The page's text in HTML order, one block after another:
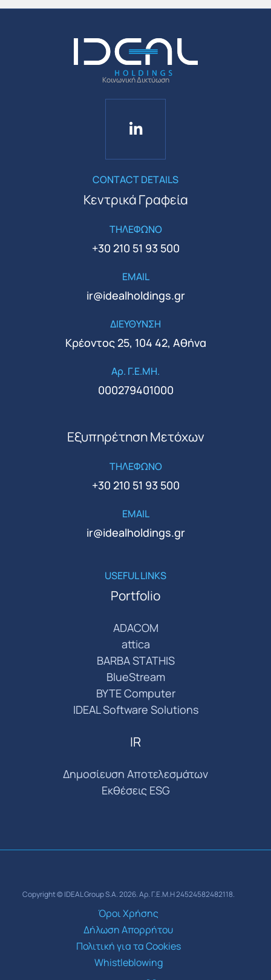
Κοινωνική Δικτύωση
CONTACT DETAILS
Κεντρικά Γραφεία
ΤΗΛΕΦΩΝΟ
+30 210 51 93 500
EMAIL
ir@idealholdings.gr
ΔΙΕΥΘΥΝΣΗ
Κρέοντος 25, 104 42, Αθήνα
Αρ. Γ.Ε.ΜΗ.
000279401000
Εξυπηρέτηση Μετόχων
ΤΗΛΕΦΩΝΟ
+30 210 51 93 500
EMAIL
ir@idealholdings.gr
USEFUL LINKS
Portfolio
ADACOM
attica
BARBA STATHIS
BlueStream
BYTE Computer
IDEAL Software Solutions
IR
Δημοσίευση Αποτελεσμάτων
Εκθέσεις ESG
Copyright © IDEAL Group S.A. 2026. Αρ. Γ.Ε.Μ.Η 24524582482118.
Όροι Χρήσης
Δήλωση Απορρήτου
Πολιτική για τα Cookies
Whistleblowing